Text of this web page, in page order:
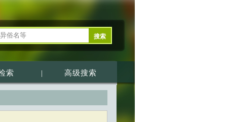
索 | 高级搜索